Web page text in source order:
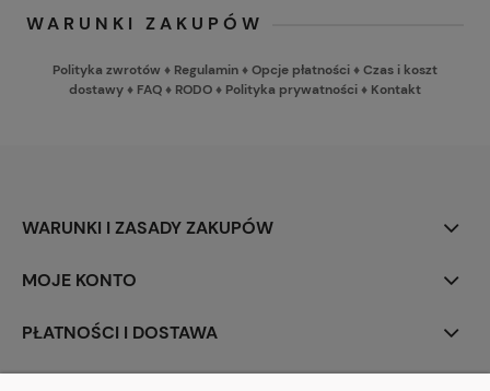
WARUNKI ZAKUPÓW
Polityka zwrotów ♦ Regulamin♦Opcje płatności♦Czas i koszt
dostawy♦ FAQ♦ RODO♦ Polityka prywatności♦ Kontakt
WARUNKI I ZASADY ZAKUPÓW
MOJE KONTO
PŁATNOŚCI I DOSTAWA